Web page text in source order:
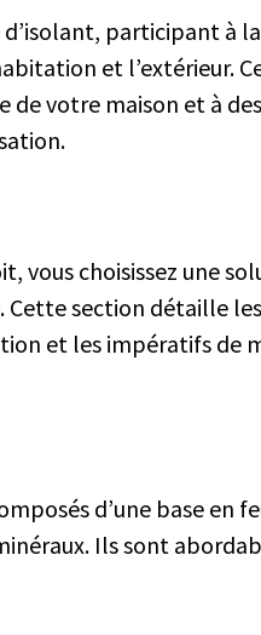
participant à
et l’extérieur.
votre maison et à
vous choisissez une
section détaille
et les impératifs de
d’une base en
Ils sont